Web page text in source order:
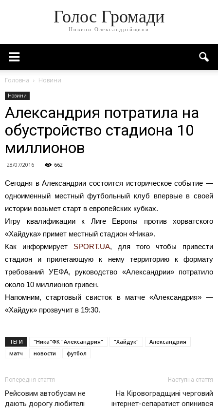
Голос Громади
Новини Олександрійщини
Головна Новини
Новини
Александрия потратила на
обустройство стадиона 10
миллионов
28/07/2016 662
Сегодня в Александрии состоится историческое событие —
одноименный местный футбольный клуб впервые в своей
истории возьмет старт в европейских кубках.
Игру квалификации к Лиге Европы против хорватского
«Хайдука» примет местный стадион «Ника».
Как информирует SPORT.UA, для того чтобы привести
стадион и прилегающую к нему территорию к формату
требований УЕФА, руководство «Александрии» потратило
около 10 миллионов гривен.
Напомним, стартовый свисток в матче «Александрия» —
«Хайдук» прозвучит в 19:30.
ТЕГИ "Ника"ФК "Александрия" "Хайдук"
Александрия
матч
новости футбол
Попередня стаття
Рейсовим автобусам не
дають дорогу любителі
Наступна стаття
На Кіровоградщині черговий
інтернет-сепаратист опинився